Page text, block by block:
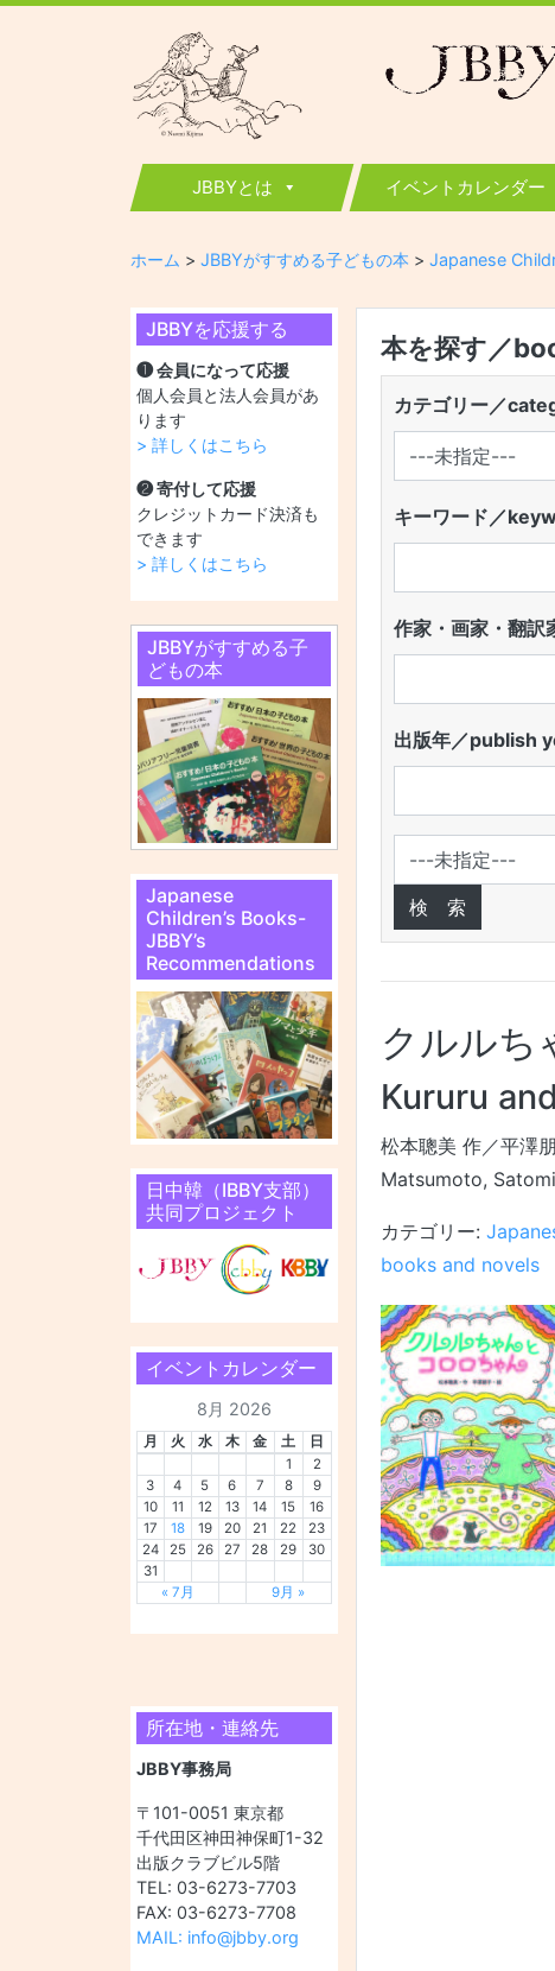
JBBY
日本国際児童図書評議会
JBBYとは イベントカレンダー
ホーム > JBBYがすすめる子どもの本 > Japanese
JBBYを応援する
❶ 会員になって応援
個人会員と法人会員があ
ります
> 詳しくはこちら
❷ 寄付して応援
クレジットカード決済も
できます
> 詳しくはこちら
JBBYがすすめる子
どもの本
Japanese
Children’s Books-
JBBY’s
Recommendations
日中韓（IBBY支部）
共同プロジェクト
イベントカレンダー
8月 2026
月 火 水 木 金 土
日
1
2
3
4 5 6 7 8
9
10
11 12 13 14 15
16
17
18 19 20 21 22
23
24
25 26 27 28 29
30
31
« 7月
9月 »
所在地・連絡先
JBBY事務局
〒101-0051 東京都
千代田区神田神保町1-32
出版クラブビル5階
TEL: 03-6273-7703
FAX: 03-6273-7708
MAIL: info@jbby.org
本を探す／
カテゴリー／
キーワード／
作家・画家・翻
出版年／publish
クルルち
Kururu
松本聰美 作／平澤
Matsumoto,
カテゴリー:
books and novels